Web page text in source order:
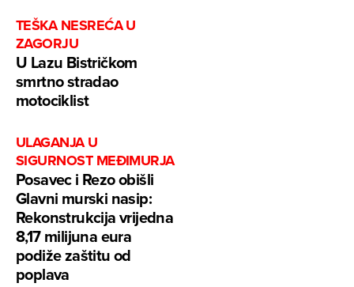
TEŠKA NESREĆA U
ZAGORJU
U Lazu Bistričkom
smrtno stradao
motociklist
ULAGANJA U
SIGURNOST MEĐIMURJA
Posavec i Rezo obišli
Glavni murski nasip:
Rekonstrukcija vrijedna
8,17 milijuna eura
podiže zaštitu od
poplava